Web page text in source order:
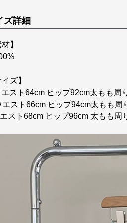
ズ詳細
材】
イズ】
エスト64cm ヒップ92cm太もも周
エスト66cm ヒップ94cm太もも周
エスト68cm ヒップ96cm 太もも周